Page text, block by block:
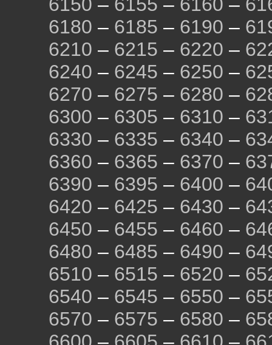
6150 – 6155 – 6160 –
6180 – 6185 – 6190 –
6210 – 6215 – 6220 –
6240 – 6245 – 6250 –
6270 – 6275 – 6280 –
6300 – 6305 – 6310 –
6330 – 6335 – 6340 –
6360 – 6365 – 6370 –
6390 – 6395 – 6400 –
6420 – 6425 – 6430 –
6450 – 6455 – 6460 –
6480 – 6485 – 6490 –
6510 – 6515 – 6520 –
6540 – 6545 – 6550 –
6570 – 6575 – 6580 –